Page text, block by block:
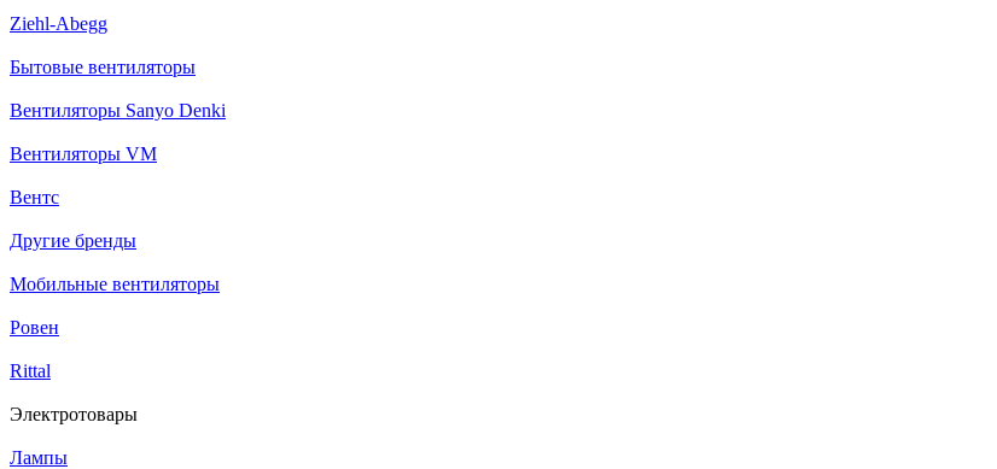
Ziehl-Abegg
Бытовые вентиляторы
Вентиляторы Sanyo Denki
Вентиляторы VM
Вентс
Другие бренды
Мобильные вентиляторы
Ровен
Rittal
Электротовары
Лампы